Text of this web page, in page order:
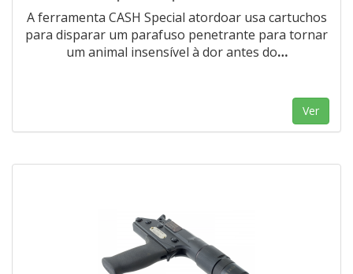
A ferramenta CASH Special atordoar usa cartuchos
para disparar um parafuso penetrante para tornar
um animal insensível à dor antes do…
Ver